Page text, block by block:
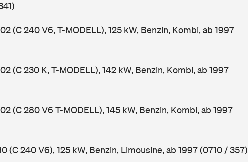
(C 240 V6, T-MODELL), 125 kW, Benzin, Kombi, ab 1997
(C 230 K, T-MODELL), 142 kW, Benzin, Kombi, ab 1997
(C 280 V6 T-MODELL), 145 kW, Benzin, Kombi, ab 1997
(C 240 V6), 125 kW, Benzin, Limousine, ab 1997(0710 / 357)